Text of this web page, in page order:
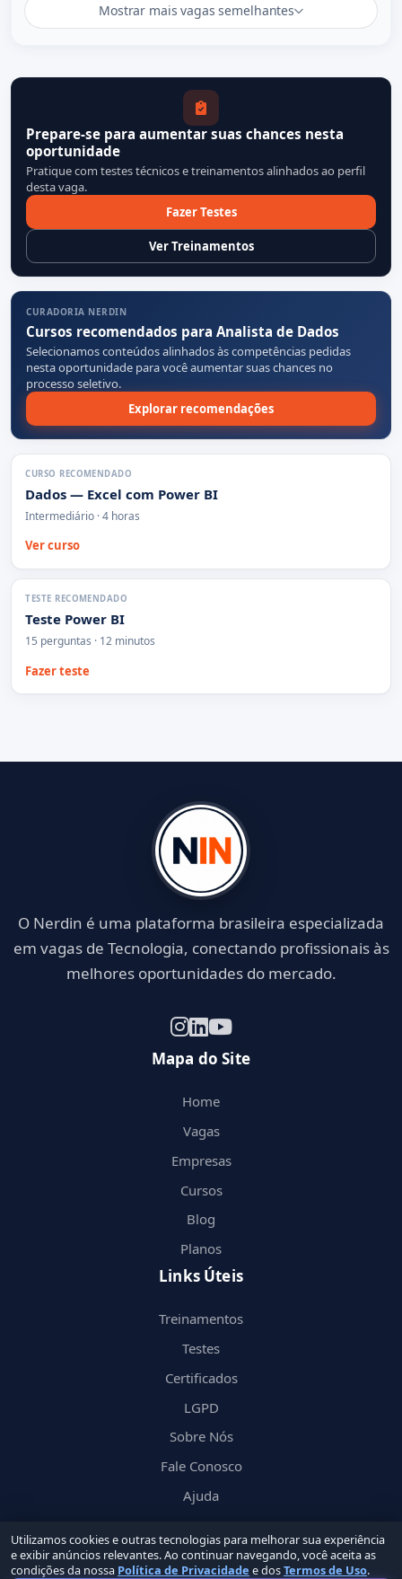
Mostrar mais vagas semelhantes
Prepare-se para aumentar suas chances nesta
oportunidade
Pratique com testes técnicos e treinamentos alinhados ao perfil
desta vaga.
Fazer Testes
Ver Treinamentos
CURADORIA NERDIN
Cursos recomendados para Analista de Dados
Selecionamos conteúdos alinhados às competências pedidas
nesta oportunidade para você aumentar suas chances no
processo seletivo.
Explorar recomendações
CURSO RECOMENDADO
Dados — Excel com Power BI
Intermediário · 4 horas
Ver curso
TESTE RECOMENDADO
Teste Power BI
15 perguntas · 12 minutos
Fazer teste
O Nerdin é uma plataforma brasileira especializada
em vagas de Tecnologia, conectando profissionais às
melhores oportunidades do mercado.
Mapa do Site
Home
Vagas
Empresas
Cursos
Blog
Planos
Links Úteis
Treinamentos
Testes
Certificados
LGPD
Sobre Nós
Fale Conosco
Ajuda
© 2026 Nerdinby Groupin Labs. Todos os direitos reservados.
Utilizamos cookies e outras tecnologias para melhorar sua experiência
e exibir anúncios relevantes. Ao continuar navegando, você aceita as
condições da nossa Política de Privacidade e dosTermos de Uso.